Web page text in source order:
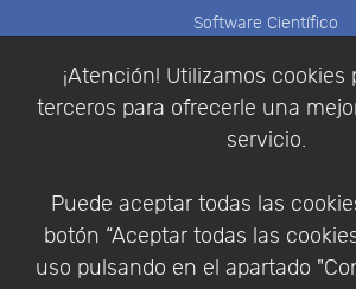
¡Atención! Utilizamos cookies
terceros para ofrecerle una
servicio.
Puede aceptar todas las
botón “Aceptar todas las
uso pulsando en el apartado
Software Científico
Síganos
Contáctenos
Empresa
Aviso Legal
Política de Cookies